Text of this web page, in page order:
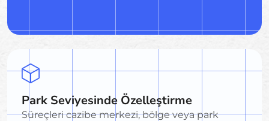
Park Seviyesinde Özelleştirme
Süreçleri cazibe merkezi, bölge veya park